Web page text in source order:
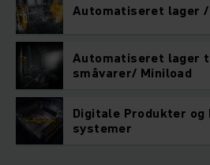
Automatiseret lager /
Automatiseret lager
småvarer/ Miniload
Digitale Produkter og
systemer